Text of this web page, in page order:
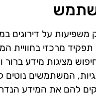
על דירוגים
מרכזי בחוויית
מציגות מידע ברור
המשתמשים נוטים
להם את המידע